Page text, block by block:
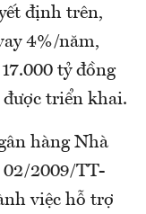
định trên,
4%/năm,
tỷ đồng
triển khai.
hàng Nhà
02/2009/TT-
việc hỗ trợ